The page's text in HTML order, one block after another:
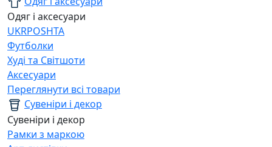
Одяг і аксесуари
UKRPOSHTA
Футболки
Худі та Світшоти
Аксесуари
Переглянути всі товари
Сувеніри і декор
Сувеніри і декор
Рамки з маркою